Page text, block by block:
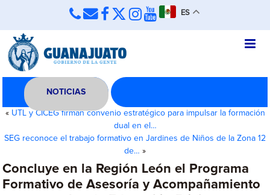
ES
NOTICIAS
« UTL y CICEG firman convenio estratégico para impulsar la formación
dual en el…
SEG reconoce el trabajo formativo en Jardines de Niños de la Zona 12
de… »
Concluye en la Región León el Programa
Formativo de Asesoría y Acompañamiento